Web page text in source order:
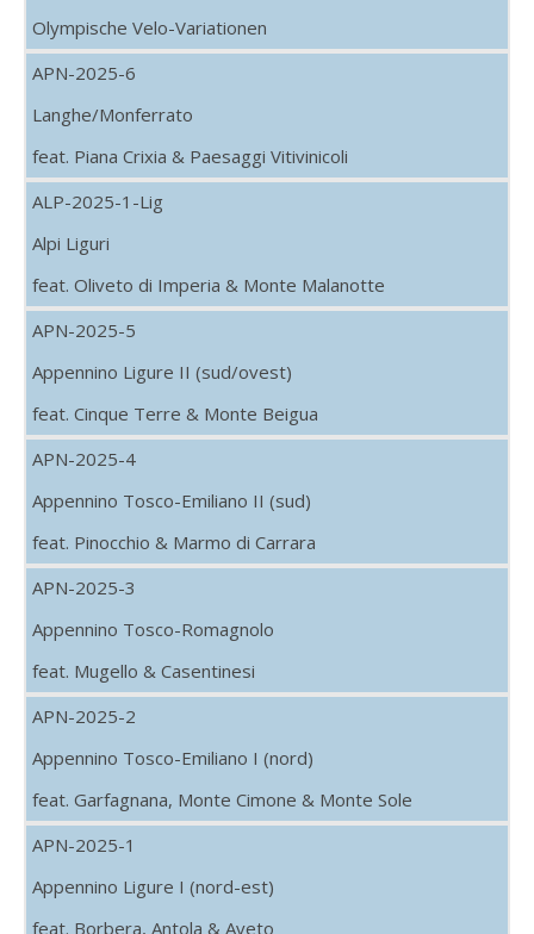
Olympische Velo-Variationen
APN-2025-6
Langhe/Monferrato
feat. Piana Crixia & Paesaggi Vitivinicoli
ALP-2025-1-Lig
Alpi Liguri
feat. Oliveto di Imperia & Monte Malanotte
APN-2025-5
Appennino Ligure II (sud/ovest)
feat. Cinque Terre & Monte Beigua
APN-2025-4
Appennino Tosco-Emiliano II (sud)
feat. Pinocchio & Marmo di Carrara
APN-2025-3
Appennino Tosco-Romagnolo
feat. Mugello & Casentinesi
APN-2025-2
Appennino Tosco-Emiliano I (nord)
feat. Garfagnana, Monte Cimone & Monte Sole
APN-2025-1
Appennino Ligure I (nord-est)
feat. Borbera, Antola & Aveto